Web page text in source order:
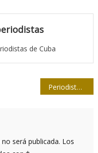
de Cuba
Periodistas de CNN serán convocados por difamar contra Evo Morales
será publicada. Los